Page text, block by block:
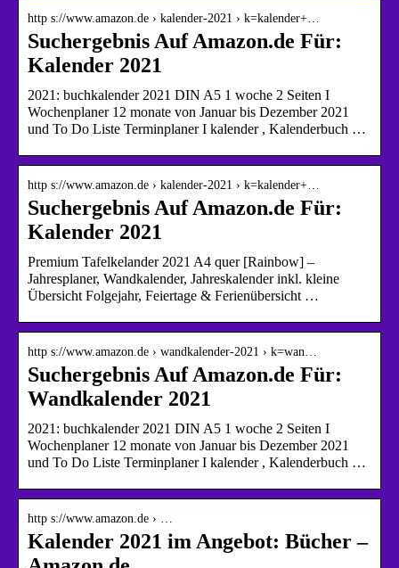
http s://www.amazon.de › kalender-2021 › k=kalender+…
Suchergebnis Auf Amazon.de Für:
Kalender 2021
2021: buchkalender 2021 DIN A5 1 woche 2 Seiten I
Wochenplaner 12 monate von Januar bis Dezember 2021
und To Do Liste Terminplaner I kalender , Kalenderbuch …
http s://www.amazon.de › kalender-2021 › k=kalender+…
Suchergebnis Auf Amazon.de Für:
Kalender 2021
Premium Tafelkelander 2021 A4 quer [Rainbow] –
Jahresplaner, Wandkalender, Jahreskalender inkl. kleine
Übersicht Folgejahr, Feiertage & Ferienübersicht …
http s://www.amazon.de › wandkalender-2021 › k=wan…
Suchergebnis Auf Amazon.de Für:
Wandkalender 2021
2021: buchkalender 2021 DIN A5 1 woche 2 Seiten I
Wochenplaner 12 monate von Januar bis Dezember 2021
und To Do Liste Terminplaner I kalender , Kalenderbuch …
http s://www.amazon.de › …
Kalender 2021 im Angebot: Bücher –